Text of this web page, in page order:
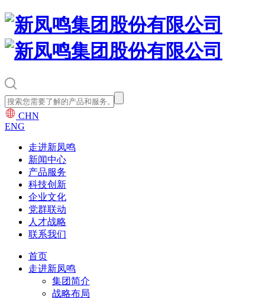
CHN
ENG
走进新凤鸣
新闻中心
产品服务
科技创新
企业文化
党群联动
人才战略
联系我们
首页
走进新凤鸣
集团简介
战略布局